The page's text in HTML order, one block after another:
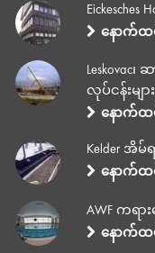
Eickesches
နောက်
Leskovac
လုပ်ငန်းများ
နောက်
Kelder အိ
နောက်
AWF ကရာ
နောက်